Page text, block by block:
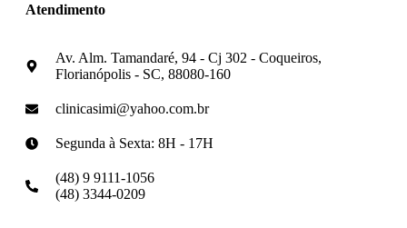
Atendimento
Av. Alm. Tamandaré, 94 - Cj 302 - Coqueiros,
Florianópolis - SC, 88080-160
clinicasimi@yahoo.com.br
Segunda à Sexta: 8H - 17H
(48) 9 9111-1056
(48) 3344-0209